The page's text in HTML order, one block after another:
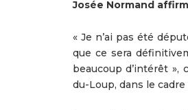
Josée Normand
« Je n’ai pas été
que ce sera
beaucoup d’intérêt »,
du-Loup, dans le